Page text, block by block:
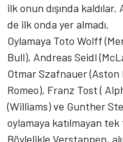
ilk onun dışında
de ilk onda yer almadı.
Oylamaya Toto Wolff
Bull), Andreas Seidl
Otmar Szafnauer
Romeo), Franz Tost (
(Williams) ve Gunther
oylamaya katılmayan
Böylelikle Verstappen,